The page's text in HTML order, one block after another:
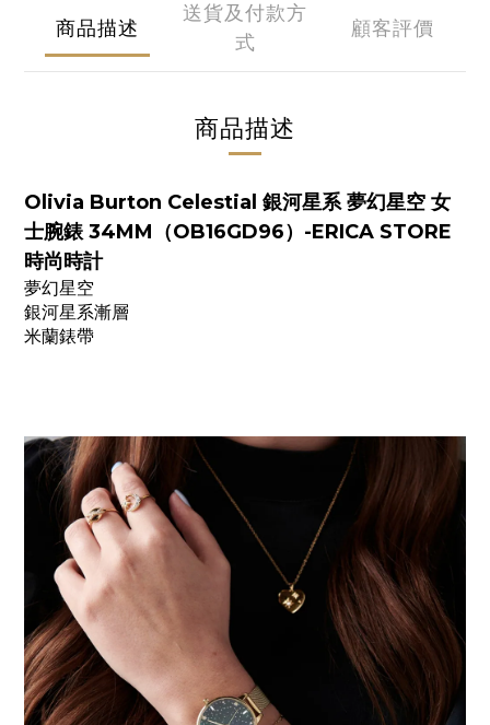
商品描述
送貨及付款方
式
顧客評價
商品描述
Olivia Burton Celestial 銀河星系 夢幻星空 女
士腕錶 34MM（OB16GD96）-ERICA STORE
時尚時計
夢幻星空
銀河星系漸層
米蘭錶帶